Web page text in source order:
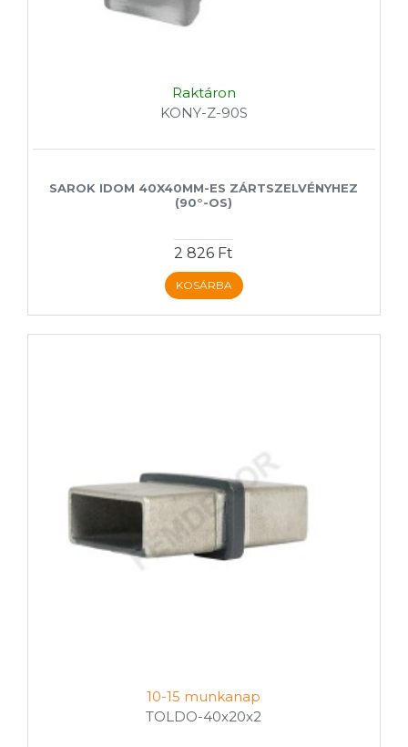
Raktáron
KONY-Z-90S
SAROK IDOM 40X40MM-ES ZÁRTSZELVÉNYHEZ
(90°-OS)
2 826 Ft
KOSÁRBA
10-15 munkanap
TOLDO-40x20x2